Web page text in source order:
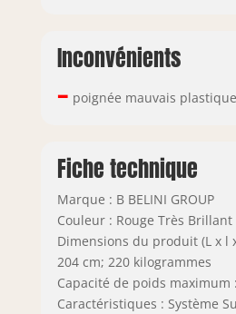
Inconvénients
– poignée mauvais plastique
Fiche technique
Marque : B BELINI GROUP
Couleur : Rouge Très Brillant
Dimensions du produit (L x l
204 cm; 220 kilogrammes
Capacité de poids maximum
Caractéristiques : Système